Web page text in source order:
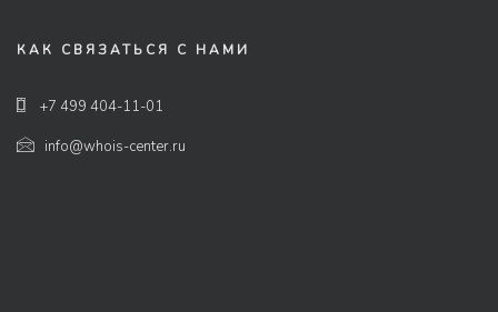
КАК СВЯЗАТЬСЯ С НАМИ
+7 499 404-11-01
info@whois-center.ru